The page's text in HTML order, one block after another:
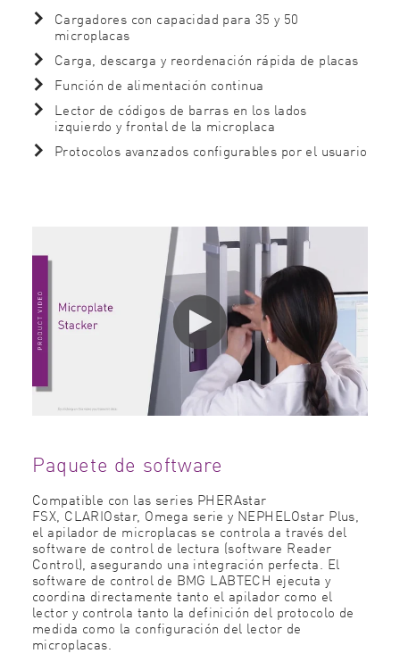
Cargadores con capacidad para 35 y 50
microplacas
Carga, descarga y reordenación rápida de placas
Función de alimentación continua
Lector de códigos de barras en los lados
izquierdo y frontal de la microplaca
Protocolos avanzados configurables por el usuario
Paquete de software
Compatible con las series PHERAstar
FSX, CLARIOstar, Omega serie y NEPHELOstar Plus,
el apilador de microplacas se controla a través del
software de control de lectura (software Reader
Control), asegurando una integración perfecta. El
software de control de BMG LABTECH ejecuta y
coordina directamente tanto el apilador como el
lector y controla tanto la definición del protocolo de
medida como la configuración del lector de
microplacas.